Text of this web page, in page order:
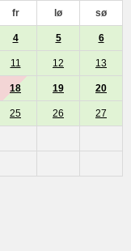
fr lø sø
4 5 6
11 12 13
18 19 20
25 26 27